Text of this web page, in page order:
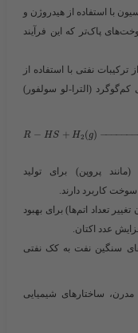
با استفاده از هیدروژن و
پاک‌تر که این فرآیند
نفتی با استفاده از
(الترا-لو سولفور)
R − HS + H2 (g) −−−−−−−
پروپن) برای تولید
کاربرد دارند.
تعداد اتم‌ها) برای بهبود
سنگین نفت به کک نفتی
مدرن، ساختارهای شیمیایی